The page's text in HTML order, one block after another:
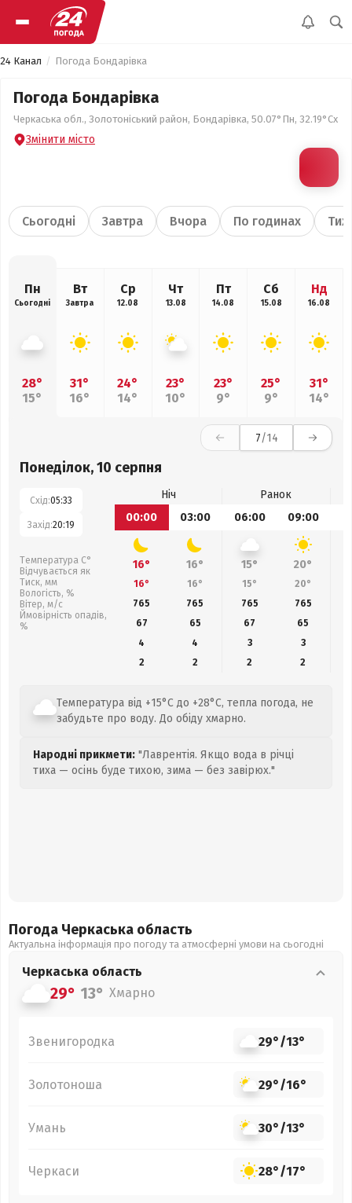
24 Канал Погода Бондарівка
Погода Бондарівка
Черкаська обл., Золотоніський район, Бондарівка, 50.07°Пн, 32.19°Сх
Змінити місто
Сьогодні Завтра Вчора По годинах
Пн
Сьогодні
28°
15°
Вт
Завтра
31°
16°
Ср
12.08
24°
14°
Чт
13.08
23°
10°
Пт
14.08
23°
9°
Сб
15.08
25°
9°
Нд
16.08
31°
14°
7/14
Понеділок, 10 серпня
Схід:05:33
Захід:20:19
Температура С°
Відчувається як
Тиск, мм
Вологість, %
Вітер, м/с
Ймовірність опадів,
%
Ніч
Ранок
00:00
03:00 06:00 09:00
16° 16° 15° 20°
16° 16° 15° 20°
765
765 765 765
67
65 67 65
4
4 3
3
2
2 2 2
Температура від +15°C до +28°C, тепла погода, не
забудьте про воду. До обіду хмарно.
Народні прикмети: "Лаврентія. Якщо вода в річці
тиха — осінь буде тихою, зима — без завірюх."
Погода Черкаська область
Актуальна інформація про погоду та атмосферні умови на сьогодні
Черкаська область
29° 13° Хмарно
Звенигородка 29°/13°
Золотоноша 29°/16°
Умань 30°/13°
Черкаси 28°/17°